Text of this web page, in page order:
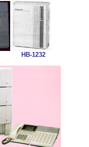
1232